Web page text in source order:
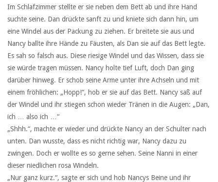
Im Schlafzimmer stellte er sie neben dem Bett ab und ihre Hand
suchte seine. Dan drückte sanft zu und kniete sich dann hin, um
eine Windel aus der Packung zu ziehen. Er breitete sie aus und
Nancy ballte ihre Hände zu Fäusten, als Dan sie auf das Bett legte.
Es sah so falsch aus. Diese riesige Windel und das Wissen, dass sie
sie würde tragen müssen. Nancy holte tief Luft, doch Dan ging
darüber hinweg. Er schob seine Arme unter ihre Achseln und mit
einem fröhlichen: „Hopp!“, hob er sie auf das Bett. Nancy saß auf
der Windel und ihr stiegen schon wieder Tränen in die Augen: „Dan,
ich … also ich …“
„Shhh.“, machte er wieder und drückte Nancy an der Schulter nach
unten. Dan wusste, dass es nicht richtig war, Nancy dazu zu
zwingen. Doch er wollte es so gerne sehen. Seine Nanni in einer
dieser niedlichen rosa Windeln.
„Nur ganz kurz.“, sagte er sich und hob Nancys Beine und ihr